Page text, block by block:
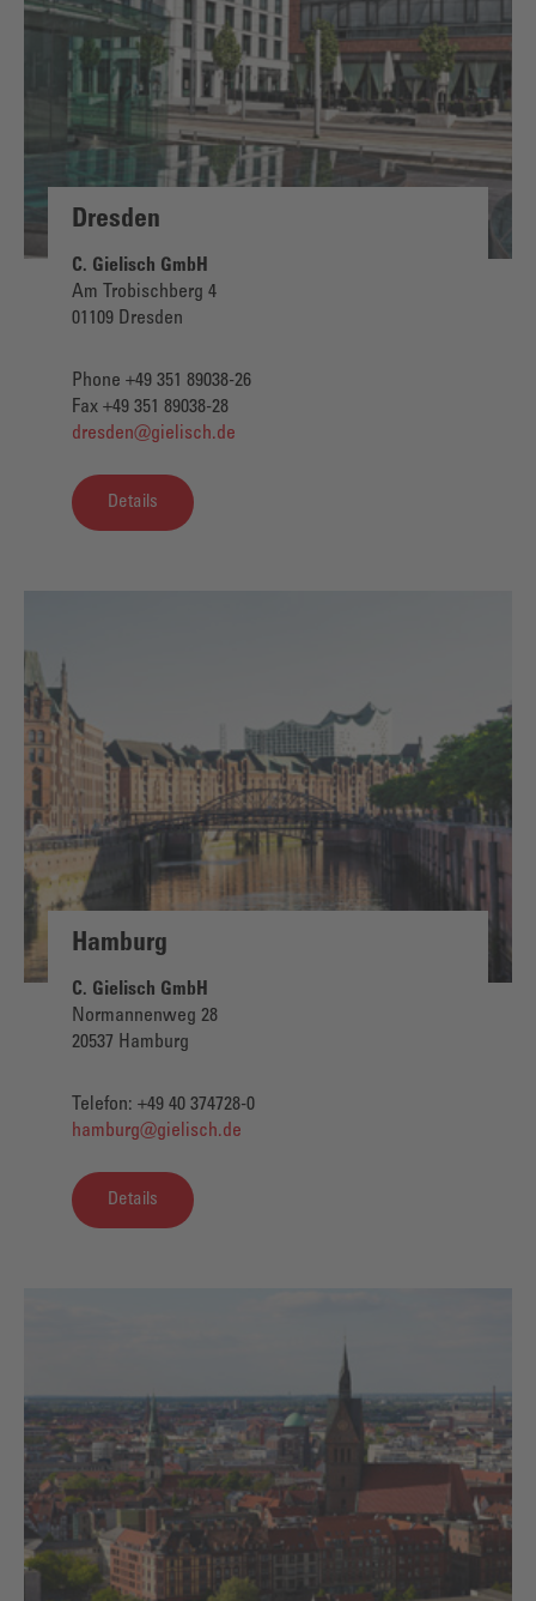
Dresden
C. Gielisch GmbH
Am Trobischberg 4
01109 Dresden
Phone +49 351 89038-26
Fax +49 351 89038-28
dresden@gielisch.de
Details
Hamburg
C. Gielisch GmbH
Normannenweg 28
20537 Hamburg
Telefon: +49 40 374728-0
hamburg@gielisch.de
Details